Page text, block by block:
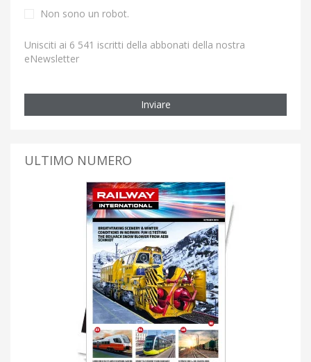
Non sono un robot.
Unisciti ai 6 541 iscritti della abbonati della nostra
eNewsletter
Inviare
ULTIMO NUMERO